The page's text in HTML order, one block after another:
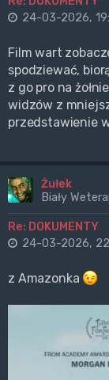
24-03-2026,
Film wart
spodziewać,
z go pro na
widzów z
przedstawienie
Żułek
Biały
Re: DOKUMENTY
24-03-2026,
z Amazonka